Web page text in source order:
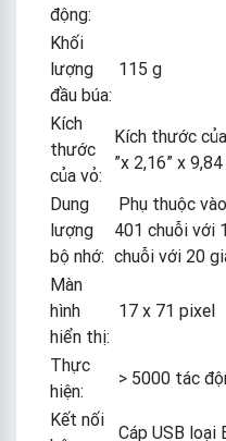
động:
Khối
lượng
đầu búa:
115 g
Kích
thước
của vỏ:
Kích thước
”x 2,16” x 9,84
Dung
lượng
bộ nhớ:
Phụ thuộc
401 chuỗi với
chuỗi với 20
Màn
hình
hiển thị:
17 x 71 pixel
Thực
hiện:
> 5000 tác
Kết nối
Cáp USB loại